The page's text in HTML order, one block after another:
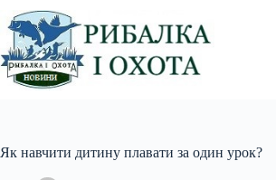
Перейти
до
вмісту
Як навчити дитину плавати за один урок?